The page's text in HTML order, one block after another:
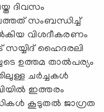
ദിവസം
സംബന്ധിച്ച്
വിശദീകരണം
സയ്യിദ് ഹൈദരലി
ഉത്തമ താല്‍പര്യം
ചര്‍ച്ചകള്‍
ഇത്തരം
കൂടുതല്‍ ജാഗ്രത